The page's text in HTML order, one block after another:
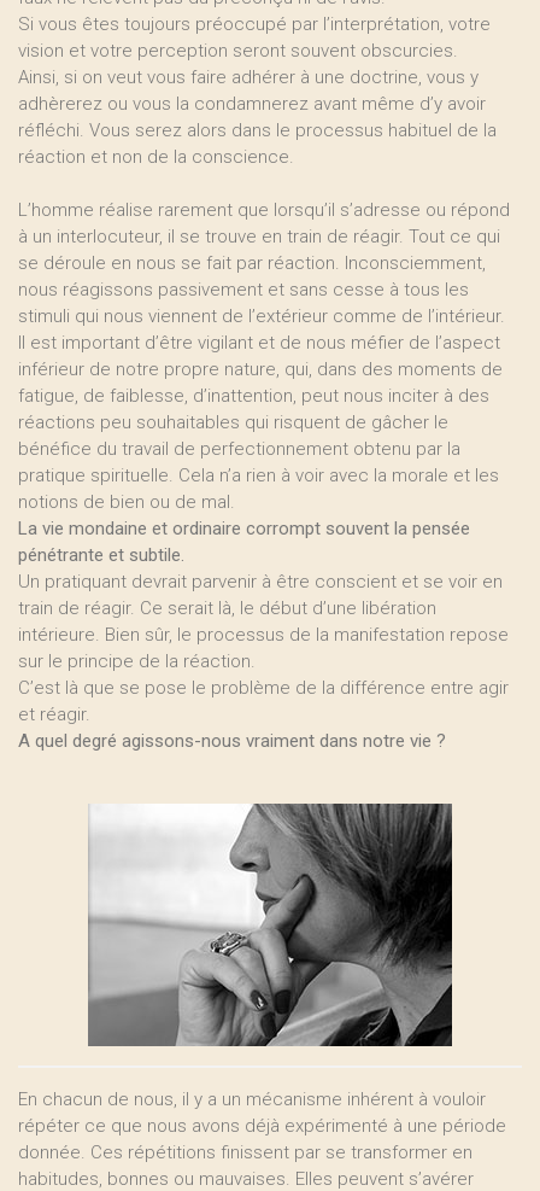
Si vous êtes toujours préoccupé par l’interprétation, votre
vision et votre perception seront souvent obscurcies.
Ainsi, si on veut vous faire adhérer à une doctrine, vous y
adhèrerez ou vous la condamnerez avant même d’y avoir
réfléchi. Vous serez alors dans le processus habituel de la
réaction et non de la conscience.
L’homme réalise rarement que lorsqu’il s’adresse ou répond
à un interlocuteur, il se trouve en train de réagir. Tout ce qui
se déroule en nous se fait par réaction. Inconsciemment,
nous réagissons passivement et sans cesse à tous les
stimuli qui nous viennent de l’extérieur comme de l’intérieur.
Il est important d’être vigilant et de nous méfier de l’aspect
inférieur de notre propre nature, qui, dans des moments de
fatigue, de faiblesse, d’inattention, peut nous inciter à des
réactions peu souhaitables qui risquent de gâcher le
bénéfice du travail de perfectionnement obtenu par la
pratique spirituelle. Cela n’a rien à voir avec la morale et les
notions de bien ou de mal.
La vie mondaine et ordinaire corrompt souvent la pensée
pénétrante et subtile.
Un pratiquant devrait parvenir à être conscient et se voir en
train de réagir. Ce serait là, le début d’une libération
intérieure. Bien sûr, le processus de la manifestation repose
sur le principe de la réaction.
C’est là que se pose le problème de la différence entre agir
et réagir.
A quel degré agissons-nous vraiment dans notre vie ?
En chacun de nous, il y a un mécanisme inhérent à vouloir
répéter ce que nous avons déjà expérimenté à une période
donnée. Ces répétitions finissent par se transformer en
habitudes, bonnes ou mauvaises. Elles peuvent s’avérer